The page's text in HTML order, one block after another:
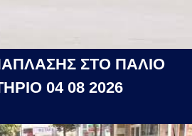
ΣΤΟ ΠΑΛΙΟ
04 08 2026